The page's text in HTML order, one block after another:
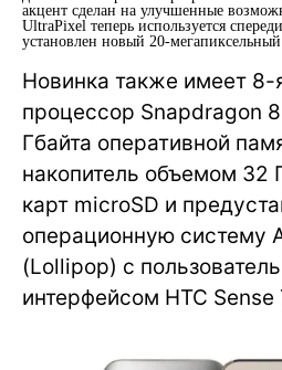
акцент сделан на улучшенные
UltraPixel теперь используется
установлен новый 20-мегапиксельный
Новинка также имеет
процессор Snapdragon
Гбайта оперативной
накопитель объемом 32
карт microSD и
операционную систему
(Lollipop) с
интерфейсом HTC Sense